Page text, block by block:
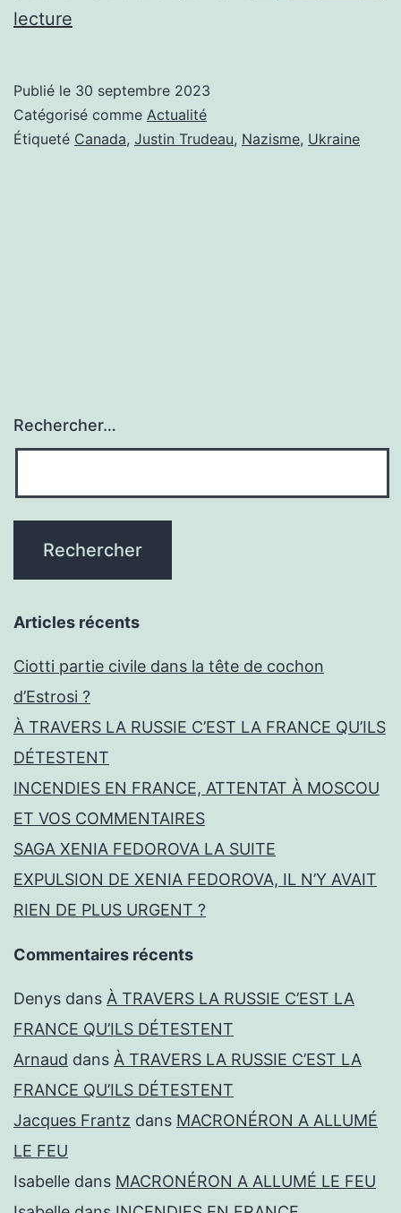
lecture
SE
PREND
Publié le 30 septembre 2023
Catégorisé comme Actualité
Étiqueté Canada, Justin Trudeau, Nazisme, Ukraine
Rechercher…
Articles récents
Ciotti partie civile dans la tête de cochon
d’Estrosi ?
À TRAVERS LA RUSSIE C’EST LA FRANCE QU’ILS
DÉTESTENT
INCENDIES EN FRANCE, ATTENTAT À MOSCOU
ET VOS COMMENTAIRES
SAGA XENIA FEDOROVA LA SUITE
EXPULSION DE XENIA FEDOROVA, IL N’Y AVAIT
RIEN DE PLUS URGENT ?
Commentaires récents
Denys dans À TRAVERS LA RUSSIE C’EST LA
FRANCE QU’ILS DÉTESTENT
Arnaud dans À TRAVERS LA RUSSIE C’EST LA
FRANCE QU’ILS DÉTESTENT
Jacques Frantz dans MACRONÉRON A ALLUMÉ
LE FEU
Isabelle dans MACRONÉRON A ALLUMÉ LE FEU